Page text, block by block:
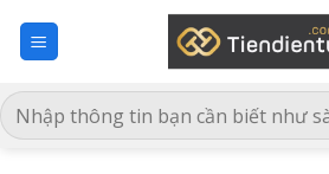
qua
dung